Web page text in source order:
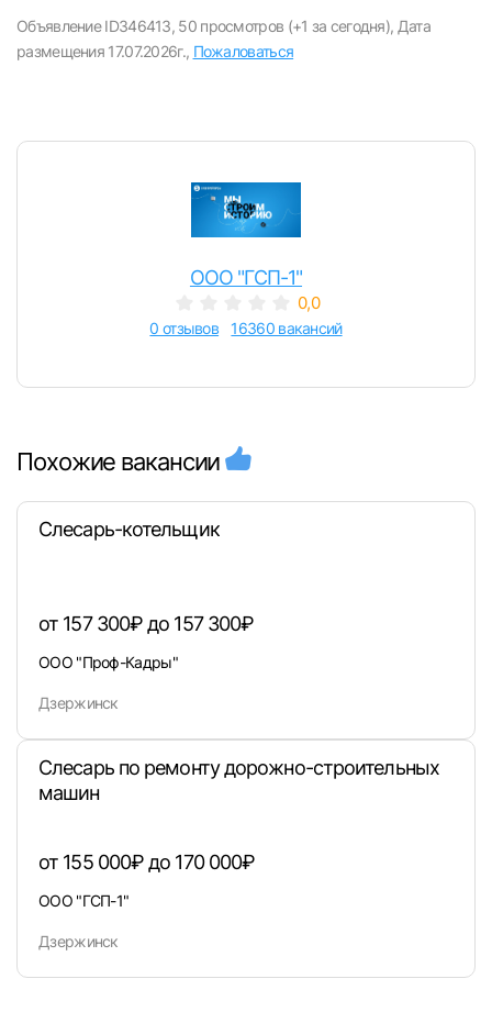
вакансии с контактами и оставлять отклики
E-mail или Телефон
Пароль
или любым удобным способом
Объявление ID346413, 50 просмотров (+1 за сегодня), Дата
размещения 17.07.2026г., Пожаловаться
ООО "ГСП-1"
0,0
0 отзывов 16360 вакансий
Похожие вакансии
Слесарь-котельщик
от 157 300₽ до 157 300₽
ООО "Проф-Кадры"
Дзержинск
Слесарь по ремонту дорожно-строительных
машин
от 155 000₽ до 170 000₽
ООО "ГСП-1"
Дзержинск